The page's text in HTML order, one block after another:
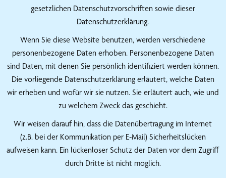
gesetzlichen Datenschutzvorschriften sowie dieser
Datenschutzerklärung.
Wenn Sie diese Website benutzen, werden verschiedene
personenbezogene Daten erhoben. Personenbezogene Daten
sind Daten, mit denen Sie persönlich identifiziert werden können.
Die vorliegende Datenschutzerklärung erläutert, welche Daten
wir erheben und wofür wir sie nutzen. Sie erläutert auch, wie und
zu welchem Zweck das geschieht.
Wir weisen darauf hin, dass die Datenübertragung im Internet
(z.B. bei der Kommunikation per E-Mail) Sicherheitslücken
aufweisen kann. Ein lückenloser Schutz der Daten vor dem Zugriff
durch Dritte ist nicht möglich.